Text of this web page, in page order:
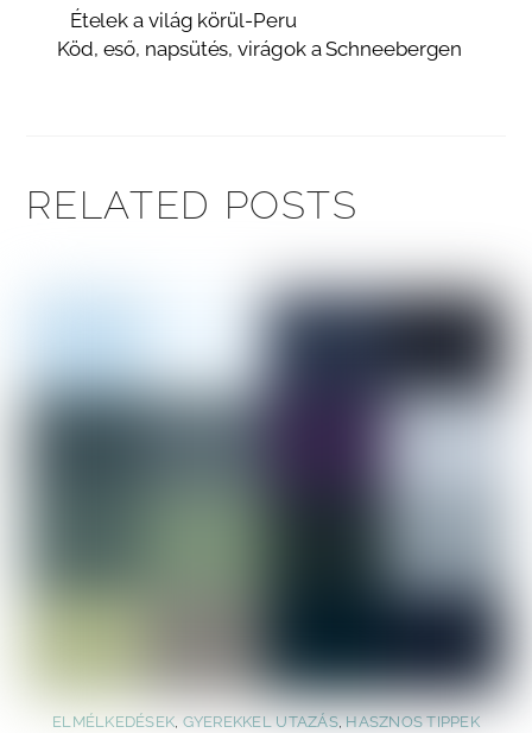
Ételek a világ körül-Peru
Köd, eső, napsütés, virágok a Schneebergen
RELATED POSTS
ELMÉLKEDÉSEK GYEREKKEL UTAZÁS,HASZNOS TIPPEK